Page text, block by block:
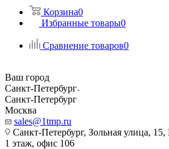
Корзина0
Избранные товары0
Сравнение товаров0
Ваш город
Санкт-Петербург
Санкт-Петербург
Москва
sales@1tmp.ru
Санкт-Петербург, Зольная улица,
1 этаж, офис 106